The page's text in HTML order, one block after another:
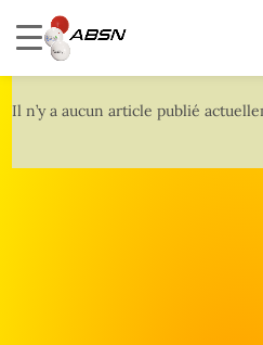
Il n’y a aucun article publié